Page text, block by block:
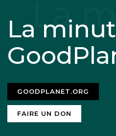
La
GOODPLANET.ORG
FAIRE UN DON